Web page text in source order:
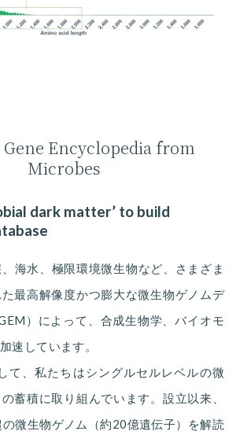
Gene Encyclopedia from
Microbes
dark matter’ to build
海水、極限環境微生物など、さまざま
最高解像度かつ膨大な微生物ゲノムデ
）によって、合成生物学、バイオモ
速しています。
て、私たちはシングルセルレベルの微
蓄積に取り組んでいます。設立以来、
微生物ゲノム（約20億遺伝子）を解読